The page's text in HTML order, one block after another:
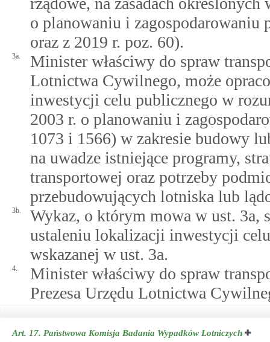
o planowaniu i zagospodarowaniu
oraz z 2019 r. poz. 60).
3a.
Minister właściwy do spraw
Lotnictwa Cywilnego, może
inwestycji celu publicznego w
2003 r. o planowaniu i
1073 i 1566) w zakresie budowy
na uwadze istniejące programy,
transportowej oraz potrzeby
przebudowujących lotniska lub
3b.
Wykaz, o którym mowa w ust. 3a,
ustaleniu lokalizacji inwestycji
wskazanej w ust. 3a.
4.
Minister właściwy do spraw
Prezesa Urzędu Lotnictwa
Art. 17. Państwowa Komisja Badania Wypadków Lotniczych